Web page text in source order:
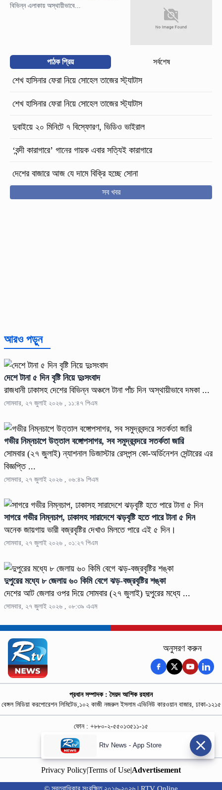
বিভিন্ন এলাকায় অস্থায়ীভাবে...
পাঠক প্রিয় সর্বশেষ
শেখ হাসিনার ফেরা নিয়ে সোহেল তাজের স্ট্যাটাস
শেখ হাসিনার ফেরা নিয়ে সোহেল তাজের স্ট্যাটাস
দুবাইয়ে ২০ মিনিটে ৭ বিস্ফোরণ, ভিডিও ভাইরাল
‘বন্দী কারাগারে’ গানের গায়ক এবার সত্যিই কারাগারে
দেশের বাজারে আজ যে দামে বিক্রি হচ্ছে সোনা
সব খবর
আরও পড়ুন
দেশে টানা ৫ দিন বৃষ্টি নিয়ে দুঃসংবাদ
রাজধানী ঢাকাসহ দেশের বিভিন্ন অঞ্চলে টানা পাঁচ দিন অস্থায়ীভাবে দমকা ...
সোমবার, ২৭ জুলাই ২০২৬ , ১১:৪৭ পিএম
গভীর নিম্নচাপে উত্তাল বঙ্গোপসাগর, সব সমুদ্রবন্দরে সতর্কতা জারি
সোমবার (২৭ জুলাই) ন্যাশনাল ডিজাস্টার রেসপন্স কো-অর্ডিনেশন সেন্টারের এর
বিজ্ঞপ্তি ...
সোমবার, ২৭ জুলাই ২০২৬ , ০৬:৪৯ পিএম
সাগরে গভীর নিম্নচাপ, ঢাকাসহ সারাদেশে ঝড়বৃষ্টি হতে পারে টানা ৫ দিন
অনেক জায়গায় ভারী বজ্রবৃষ্টির দেখাও মিলতে পারে এই ৫ দিন।
সোমবার, ২৭ জুলাই ২০২৬ , ০১:২৭ পিএম
দুপুরের মধ্যে ৮ জেলায় ৬০ কিমি বেগে ঝড়-বজ্রবৃষ্টির শঙ্কা
দেশের আট জেলার ওপর দিয়ে সোমবার (২৭ জুলাই) দুপুরের মধ্যে ...
সোমবার, ২৭ জুলাই ২০২৬ , ০৮:৩৯ এএম
অনুসরণ করুন
প্রধান সম্পাদক : সৈয়দ আশিক রহমান
বেঙ্গল মিডিয়া করপোরেশন লিমিটেড,১০২ কাজী নজরুল ইসলাম এভিনিউ কারওয়ান বাজার, ঢাকা-১২১৫
ফোন : +৮৮০-২-৫৫০১৩৫১১-১৫
বিজ্ঞাপন :
rtvdigitalad@gmail.com
Privacy Policy|Terms of Use|Advertisement
© স্বত্বাধিকার সংরক্ষিত ২০১৬-২০২৬ | RTV Online
Rtv News - App Store